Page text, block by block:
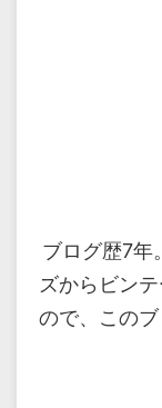
ブログ歴7年
ズからビン
ので、この